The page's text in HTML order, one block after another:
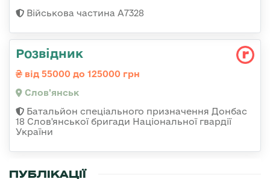
Військова частина А7328
Розвідник
від 55000 до 125000 грн
Слов'янськ
Батальйон спеціального призначення Донбас
18 Слов'янської бригади Національної гвардії
України
ПУБЛІКАЦІЇ